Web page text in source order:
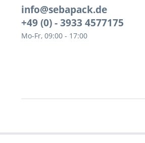
info@sebapack.de
+49 (0) - 3933 4577175
Mo-Fr, 09:00 - 17:00